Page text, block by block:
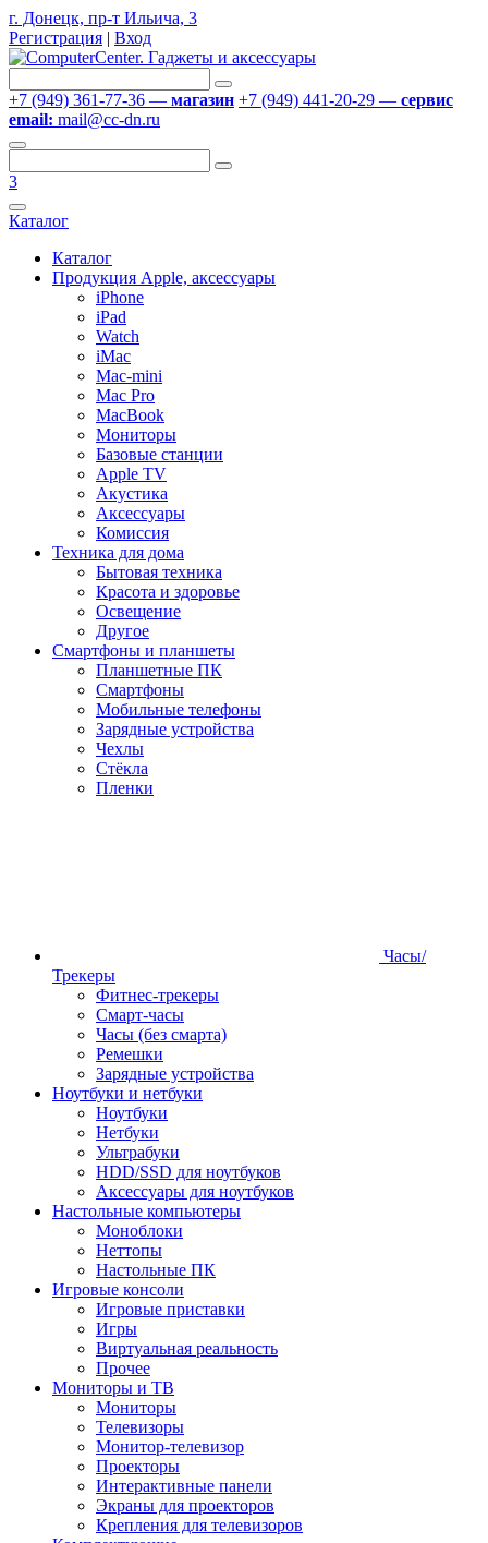
г. Донецк, пр-т Ильича, 3
Регистрация | Вход
+7 (949) 361-77-36 — магазин +7 (949) 441-20-29 — сервис
email: mail@cc-dn.ru
3
Каталог
Каталог
Продукция Apple, аксессуары
iPhone
iPad
Watch
iMac
Mac-mini
Mac Pro
MacBook
Мониторы
Базовые станции
Apple TV
Акустика
Аксессуары
Комиссия
Техника для дома
Бытовая техника
Красота и здоровье
Освещение
Другое
Смартфоны и планшеты
Планшетные ПК
Смартфоны
Мобильные телефоны
Зарядные устройства
Чехлы
Стёкла
Пленки
Часы/
Трекеры
Фитнес-трекеры
Смарт-часы
Часы (без смарта)
Ремешки
Зарядные устройства
Ноутбуки и нетбуки
Ноутбуки
Нетбуки
Ультрабуки
HDD/SSD для ноутбуков
Аксессуары для ноутбуков
Настольные компьютеры
Моноблоки
Неттопы
Настольные ПК
Игровые консоли
Игровые приставки
Игры
Виртуальная реальность
Прочее
Мониторы и ТВ
Мониторы
Телевизоры
Монитор-телевизор
Проекторы
Интерактивные панели
Экраны для проекторов
Крепления для телевизоров